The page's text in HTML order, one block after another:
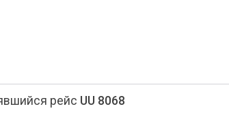
рейс UU 8068